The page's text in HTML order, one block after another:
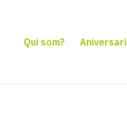
Qui som? Aniversari